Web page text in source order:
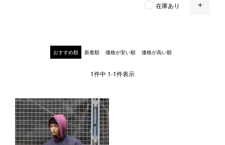
1LDK STAND
在庫あり
おすすめ順 新着順 価格が安い順 価格が高い順
1件中 1-1件表示